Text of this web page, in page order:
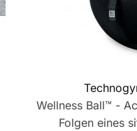
Wellness Ball™ -
Folgen eines